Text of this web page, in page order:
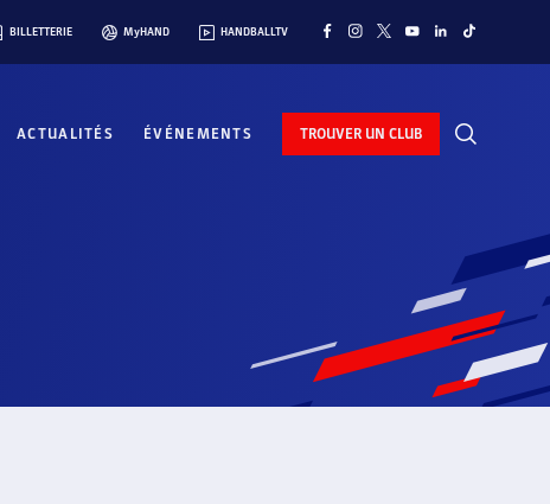
BILLETTERIE MyHAND HANDBALLTV
ACTUALITÉS ÉVÉNEMENTS TROUVER UN CLUB